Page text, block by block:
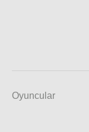
Oyuncular